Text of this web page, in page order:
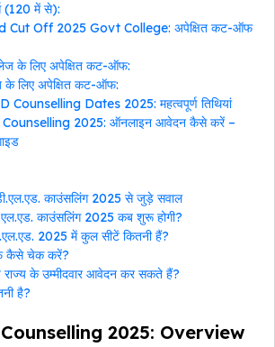
(120 में से):
Cut Off 2025 Govt College: अपेक्षित कट-ऑफ
के लिए अपेक्षित कट-ऑफ:
के लिए अपेक्षित कट-ऑफ:
Counselling Dates 2025: महत्वपूर्ण तिथियां
2025: ऑनलाइन आवेदन कैसे करें –
काउंसलिंग 2025 से जुड़े सवाल
काउंसलिंग 2025 कब शुरू होगी?
2025 में कुल सीटें कितनी हैं?
कैसे चेक करें?
राज्य के उम्मीदवार आवेदन कर सकते हैं?
है?
2025: Overview